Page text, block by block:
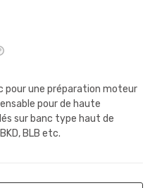
pour une préparation moteur
pour de haute
sur banc type haut de
BLB etc.